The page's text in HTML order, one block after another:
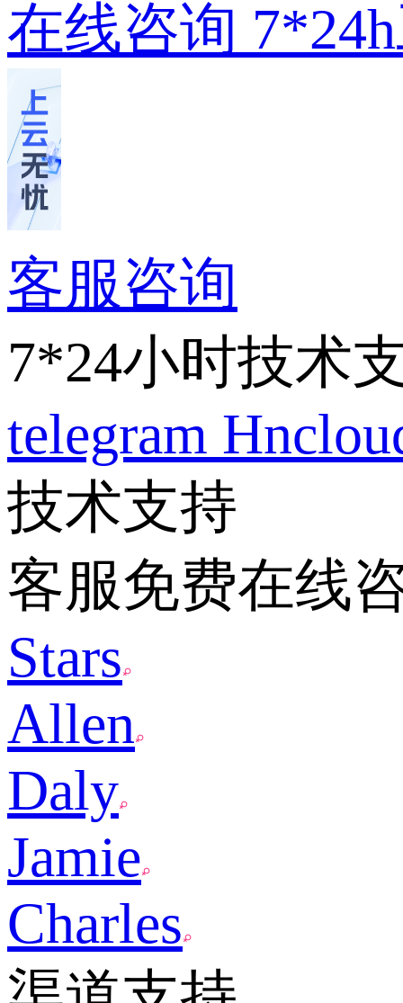
在线咨询
客服咨询
7*24小时技术
telegram
技术支持
客服免费在线
Stars
Allen
Daly
Jamie
Charles